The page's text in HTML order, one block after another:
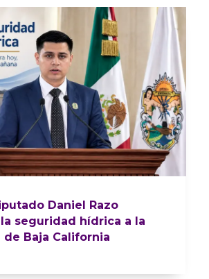
Daniel Razo
seguridad hídrica a la
Baja California